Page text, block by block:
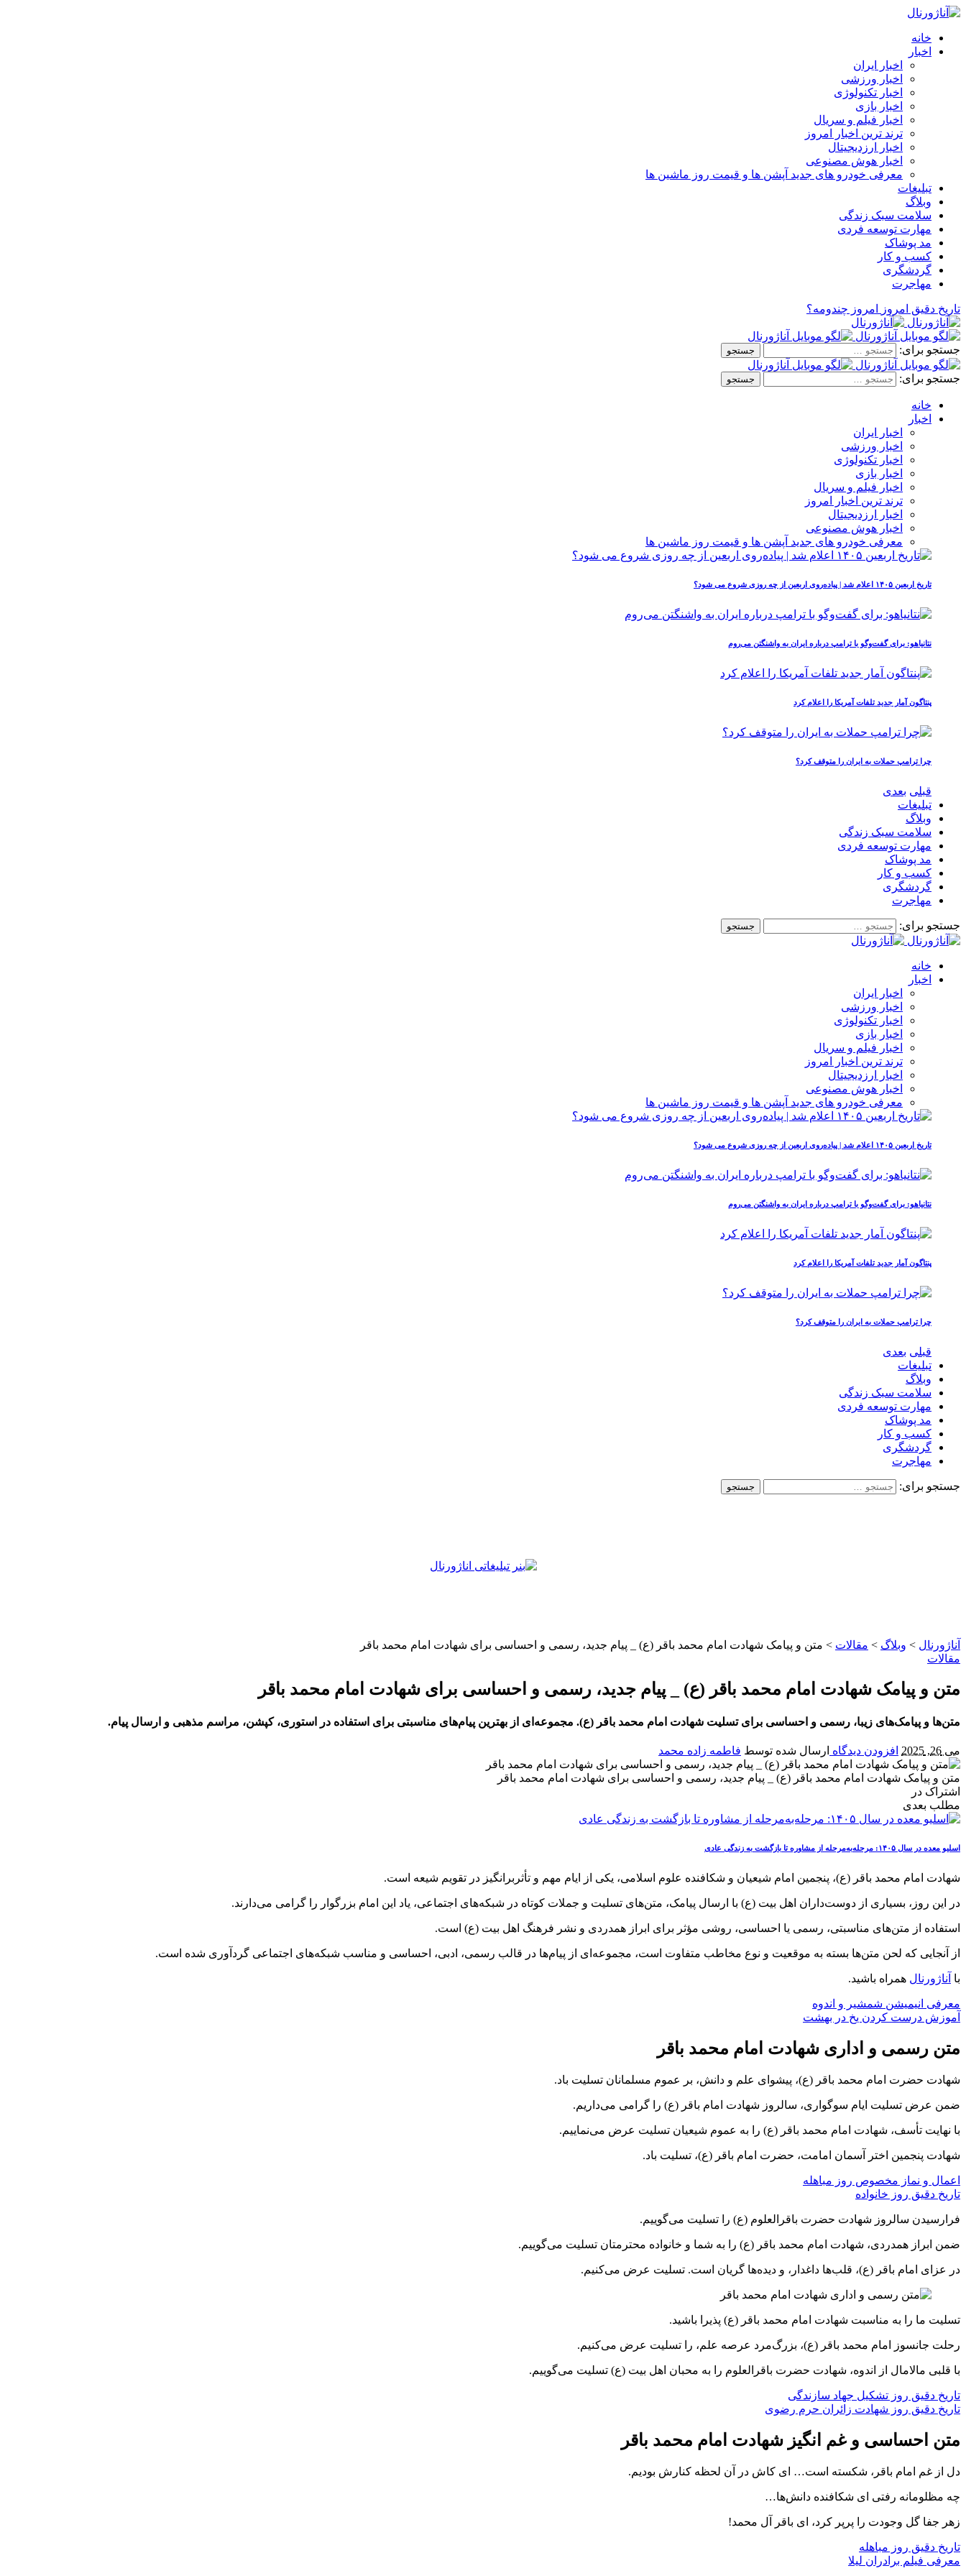
خانه
اخبار
اخبار ایران
اخبار ورزشی
اخبار تکنولوژی
اخبار بازی
اخبار فیلم و سریال
ترند ترین اخبار امروز
اخبار ارزدیجیتال
اخبار هوش مصنوعی
معرفی خودرو های جدید آپشن‌ ها و قیمت روز ماشین‌ ها
تبلیغات
وبلاگ
سلامت سبک زندگی
مهارت توسعه فردی
مد پوشاک
کسب و کار
گردشگری
مهاجرت
تاریخ دقیق امروز امروز چندومه؟
جستجو برای:
جستجو برای:
خانه
اخبار
اخبار ایران
اخبار ورزشی
اخبار تکنولوژی
اخبار بازی
اخبار فیلم و سریال
ترند ترین اخبار امروز
اخبار ارزدیجیتال
اخبار هوش مصنوعی
معرفی خودرو های جدید آپشن‌ ها و قیمت روز ماشین‌ ها
تاریخ اربعین ۱۴۰۵ اعلام شد | پیاده‌روی اربعین از چه روزی شروع می‌ شود؟
نتانیاهو: برای گفت‌وگو با ترامپ درباره ایران به واشنگتن می‌روم
پنتاگون آمار جدید تلفات آمریکا را اعلام کرد
چرا ترامپ حملات به ایران را متوقف کرد؟
قبلی بعدی
تبلیغات
وبلاگ
سلامت سبک زندگی
مهارت توسعه فردی
مد پوشاک
کسب و کار
گردشگری
مهاجرت
جستجو برای:
خانه
اخبار
اخبار ایران
اخبار ورزشی
اخبار تکنولوژی
اخبار بازی
اخبار فیلم و سریال
ترند ترین اخبار امروز
اخبار ارزدیجیتال
اخبار هوش مصنوعی
معرفی خودرو های جدید آپشن‌ ها و قیمت روز ماشین‌ ها
تاریخ اربعین ۱۴۰۵ اعلام شد | پیاده‌روی اربعین از چه روزی شروع می‌ شود؟
نتانیاهو: برای گفت‌وگو با ترامپ درباره ایران به واشنگتن می‌روم
پنتاگون آمار جدید تلفات آمریکا را اعلام کرد
چرا ترامپ حملات به ایران را متوقف کرد؟
قبلی بعدی
تبلیغات
وبلاگ
سلامت سبک زندگی
مهارت توسعه فردی
مد پوشاک
کسب و کار
گردشگری
مهاجرت
جستجو برای:
آناژورنال > وبلاگ > مقالات > متن و پیامک شهادت امام محمد باقر (ع) _ پیام جدید، رسمی و احساسی برای شهادت امام محمد باقر
مقالات
متن و پیامک شهادت امام محمد باقر (ع) _ پیام جدید، رسمی و احساسی برای شهادت امام محمد باقر
متن‌ها و پیامک‌های زیبا، رسمی و احساسی برای تسلیت شهادت امام محمد باقر (ع). مجموعه‌ای از بهترین پیام‌های مناسبتی برای استفاده در استوری، کپشن، مراسم مذهبی و ارسال پیام.
می 26, 2025 افزودن دیدگاه ارسال شده توسط فاطمه زاده محمد
متن و پیامک شهادت امام محمد باقر (ع) _ پیام جدید، رسمی و احساسی برای شهادت امام محمد باقر
اشتراک در
مطلب بعدی
اسلیو معده در سال ۱۴۰۵: مرحله‌به‌مرحله از مشاوره تا بازگشت به زندگی عادی
شهادت امام محمد باقر (ع)، پنجمین امام شیعیان و شکافنده علوم اسلامی، یکی از ایام مهم و تأثربرانگیز در تقویم شیعه است.
در این روز، بسیاری از دوست‌داران اهل بیت (ع) با ارسال پیامک، متن‌های تسلیت و جملات کوتاه در شبکه‌های اجتماعی، یاد این امام بزرگوار را گرامی می‌دارند.
استفاده از متن‌های مناسبتی، رسمی یا احساسی، روشی مؤثر برای ابراز همدردی و نشر فرهنگ اهل بیت (ع) است.
از آنجایی که لحن متن‌ها بسته به موقعیت و نوع مخاطب متفاوت است، مجموعه‌ای از پیام‌ها در قالب رسمی، ادبی، احساسی و مناسب شبکه‌های اجتماعی گردآوری شده است.
با آناژورنال همراه باشید.
معرفی انیمیشن شمشیر و اندوه
آموزش درست کردن یخ در بهشت
متن رسمی و اداری شهادت امام محمد باقر
شهادت حضرت امام محمد باقر (ع)، پیشوای علم و دانش، بر عموم مسلمانان تسلیت باد.
ضمن عرض تسلیت ایام سوگواری، سالروز شهادت امام باقر (ع) را گرامی می‌داریم.
با نهایت تأسف، شهادت امام محمد باقر (ع) را به عموم شیعیان تسلیت عرض می‌نماییم.
شهادت پنجمین اختر آسمان امامت، حضرت امام باقر (ع)، تسلیت باد.
اعمال و نماز مخصوص روز مباهله
تاریخ دقیق روز خانواده
فرارسیدن سالروز شهادت حضرت باقرالعلوم (ع) را تسلیت می‌گوییم.
ضمن ابراز همدردی، شهادت امام محمد باقر (ع) را به شما و خانواده محترمتان تسلیت می‌گوییم.
در عزای امام باقر (ع)، قلب‌ها داغدار، و دیده‌ها گریان است. تسلیت عرض می‌کنیم.
تسلیت ما را به مناسبت شهادت امام محمد باقر (ع) پذیرا باشید.
رحلت جانسوز امام محمد باقر (ع)، بزرگ‌مرد عرصه علم، را تسلیت عرض می‌کنیم.
با قلبی مالامال از اندوه، شهادت حضرت باقرالعلوم را به محبان اهل بیت (ع) تسلیت می‌گوییم.
تاریخ دقیق روز تشکیل جهاد سازندگی
تاریخ دقیق روز شهادت زائران حرم رضوی
متن احساسی و غم‌ انگیز شهادت امام محمد باقر
دل از غم امام باقر، شکسته است… ای کاش در آن لحظه کنارش بودیم.
چه مظلومانه رفتی ای شکافنده دانش‌ها…
زهر جفا گل وجودت را پرپر کرد، ای باقر آل محمد!
تاریخ دقیق روز مباهله
معرفی فیلم برادران لیلا